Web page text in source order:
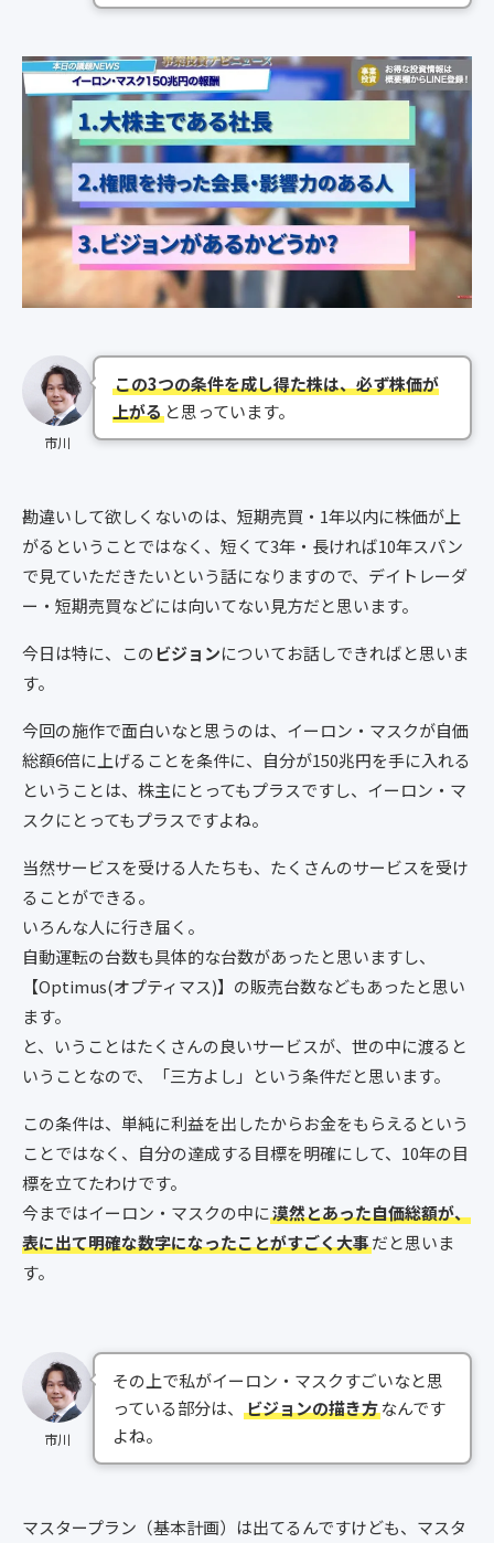
市川
この3つの条件を成し得た株は、必ず株価が
上がると思っています。
勘違いして欲しくないのは、短期売買・1年以内に株価が上
がるということではなく、短くて3年・長ければ10年スパン
で見ていただきたいという話になりますので、デイトレーダ
ー・短期売買などには向いてない見方だと思います。
今日は特に、このビジョンについてお話しできればと思いま
す。
今回の施作で面白いなと思うのは、イーロン・マスクが自価
総額6倍に上げることを条件に、自分が150兆円を手に入れる
ということは、株主にとってもプラスですし、イーロン・マ
スクにとってもプラスですよね。
当然サービスを受ける人たちも、たくさんのサービスを受け
ることができる。
いろんな人に行き届く。
自動運転の台数も具体的な台数があったと思いますし、
【Optimus(オプティマス)】の販売台数などもあったと思い
ます。
と、いうことはたくさんの良いサービスが、世の中に渡ると
いうことなので、「三方よし」という条件だと思います。
この条件は、単純に利益を出したからお金をもらえるという
ことではなく、自分の達成する目標を明確にして、10年の目
標を立てたわけです。
今まではイーロン・マスクの中に漠然とあった自価総額が、
表に出て明確な数字になったことがすごく大事だと思いま
す。
市川
その上で私がイーロン・マスクすごいなと思
っている部分は、 ビジョンの描き方なんです
よね。
マスタープラン（基本計画）は出てるんですけども、マスタ